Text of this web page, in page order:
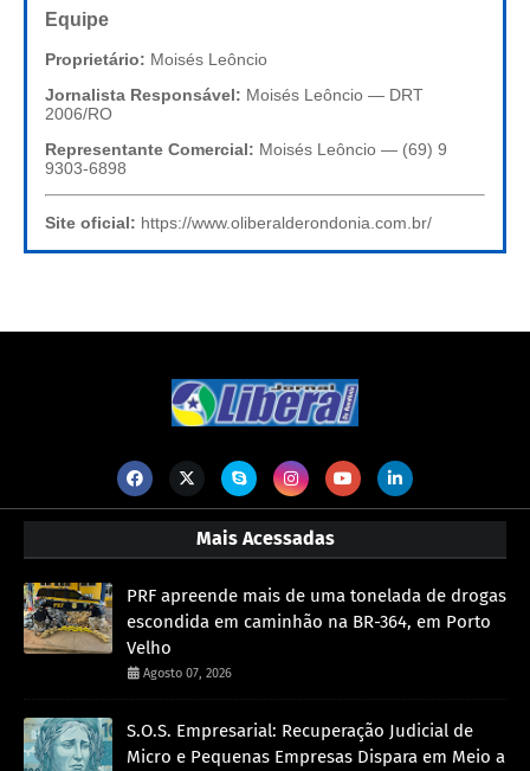
Equipe
Proprietário: Moisés Leôncio
Jornalista Responsável: Moisés Leôncio — DRT
2006/RO
Representante Comercial: Moisés Leôncio — (69) 9
9303-6898
Site oficial: https://www.oliberalderondonia.com.br/
Mais Acessadas
PRF apreende mais de uma tonelada de drogas
escondida em caminhão na BR-364, em Porto
Velho
Agosto 07, 2026
S.O.S. Empresarial: Recuperação Judicial de
Micro e Pequenas Empresas Dispara em Meio a